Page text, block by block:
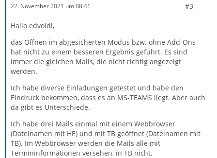
22. November 2021 um 08:41 #3
Hallo edvoldi,
das Öffnen im abgesicherten Modus bzw. ohne Add-Ons
hat nicht zu einem besseren Ergebnis geführt. Es sind
immer die gleichen Mails, die nicht richtig angezeigt
werden.
Ich habe diverse Einladungen getestet und habe den
Eindruck bekommen, dass es an MS-TEAMS liegt. Aber auch
da gibt es Unterschiede.
Ich habe drei Mails einmal mit einem Webbrowser
(Dateinamen mit HE) und mit TB geöffnet (Dateinamen mit
TB). Im Webbrowser werden die Mails alle mit
Termininformationen versehen, in TB nicht.